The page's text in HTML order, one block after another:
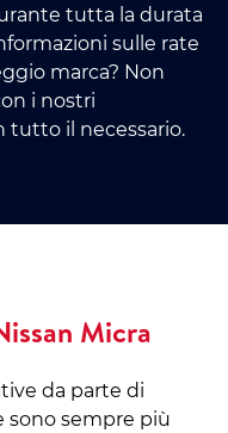
tutta la durata
sulle rate
marca? Non
i nostri
tutto il necessario.
Micra
da parte di
sono sempre più